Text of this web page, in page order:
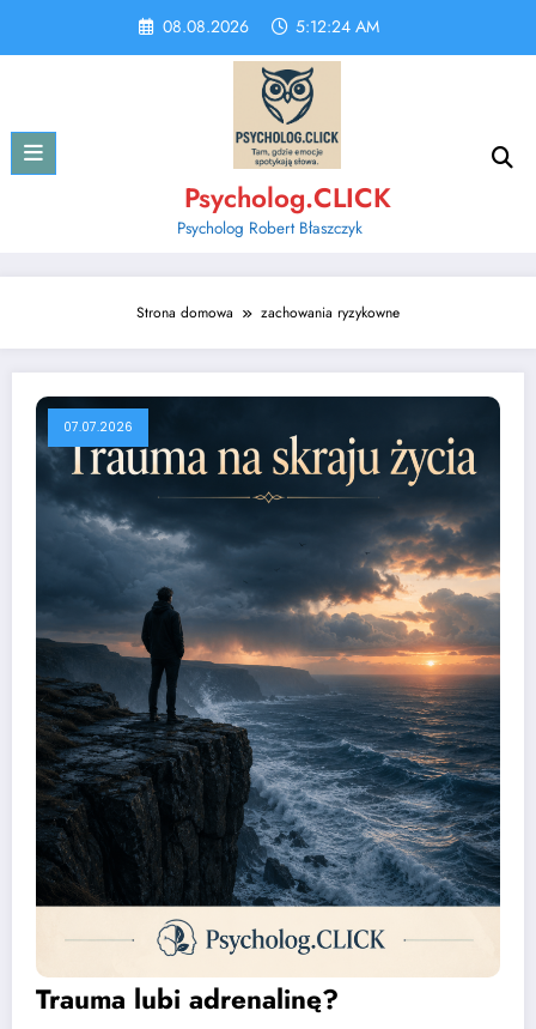
content
08.08.2026 5:12:24 AM
Psycholog.CLICK
Psycholog Robert Błaszczyk
Strona domowa zachowania ryzykowne
07.07.2026
Trauma lubi adrenalinę?